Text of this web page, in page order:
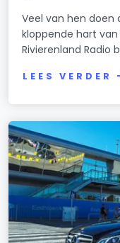
Veel van hen doen
kloppende hart
Rivierenland Radio
LEES VERDER